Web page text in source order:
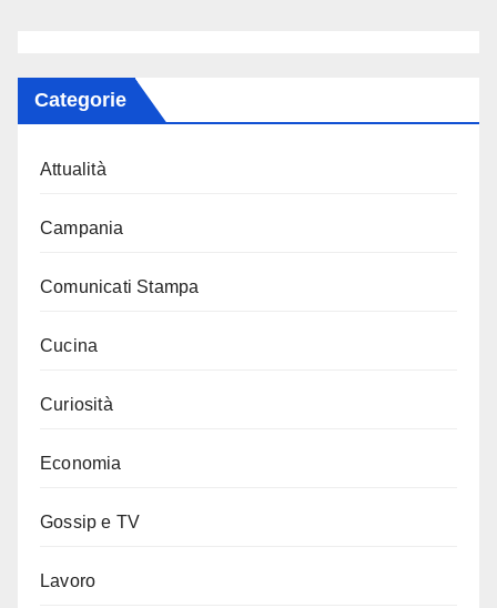
Categorie
Attualità
Campania
Comunicati Stampa
Cucina
Curiosità
Economia
Gossip e TV
Lavoro